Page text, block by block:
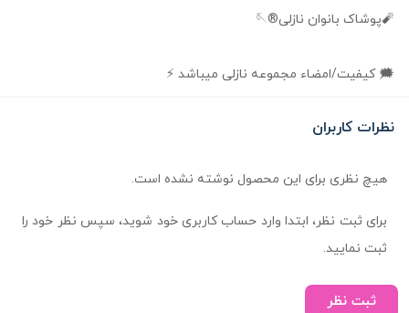
🧨پوشاک بانوان نازلی®🪡
🗯️ کیفیت/امضاء مجموعه نازلی میباشد ⚡️
نظرات کاربران
هیچ نظری برای این محصول نوشته نشده است.
برای ثبت نظر، ابتدا وارد حساب کاربری خود شوید، سپس نظر خود را
ثبت نمایید.
ثبت نظر